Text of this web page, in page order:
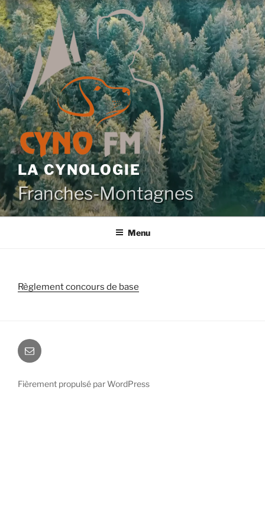
Aller
au
contenu
principal
LA CYNOLOGIE
Franches-Montagnes
Menu
Règlement concours de base
E-
mail
Fièrement propulsé par WordPress